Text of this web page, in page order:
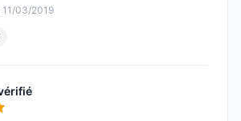
11/03/2019